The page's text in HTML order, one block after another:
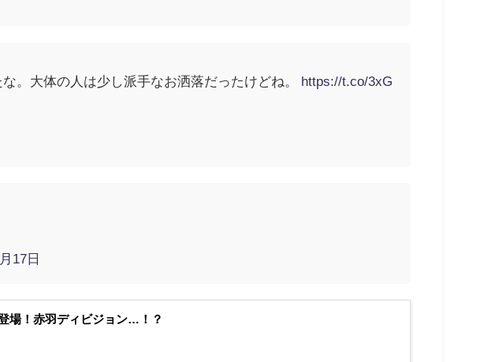
。大体の人は少し派手なお洒落だったけどね。 https://t.co/3xG
17日
場！赤羽ディビジョン…！？